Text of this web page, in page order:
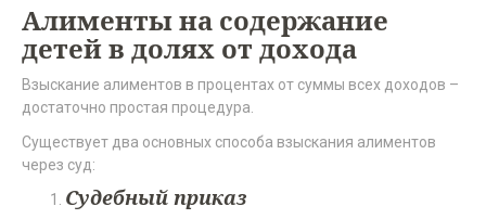
Алименты на содержание
детей в долях от дохода
Взыскание алиментов в процентах от суммы всех доходов –
достаточно простая процедура.
Существует два основных способа взыскания алиментов
через суд:
Судебный приказ